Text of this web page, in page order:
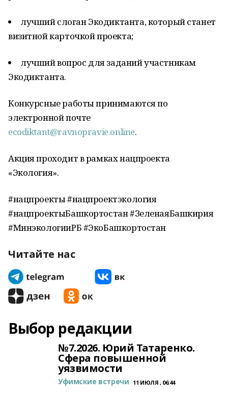
лучший слоган Экодиктанта, который станет
визитной карточкой проекта;
лучший вопрос для заданий участникам
Экодиктанта.
Конкурсные работы принимаются по
электронной почте
ecodiktant@ravnopravie.online.
Акция проходит в рамках нацпроекта
«Экология».
#нацпроекты #нацпроектэкология
#нацпроектыБашкортостан #ЗеленаяБашкирия
#МинэкологииРБ #ЭкоБашкортостан
Читайте нас
Выбор редакции
№7.2026. Юрий Татаренко.
Сфера повышенной
уязвимости
Уфимские встречи 11 ИЮЛЯ , 06:44